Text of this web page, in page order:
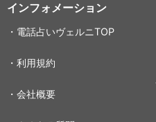
インフォメーション
・電話占いヴェルニTOP
・利用規約
・会社概要